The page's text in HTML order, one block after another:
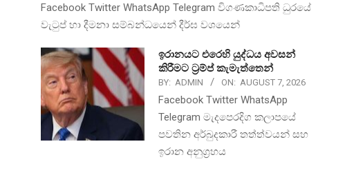
Facebook Twitter WhatsApp Telegram විගණකාධිපති ධුරයේ
වැටුප් හා දීමනා සම්බන්ධයෙන් දීර්ඝ වශයෙන්
ඉරානයට එරෙහි යුද්ධය අවසන්
කිරීමට ට්‍රම්ප් කැමැත්තෙන්
BY: ADMIN ON: AUGUST 7, 2026
Facebook Twitter WhatsApp
Telegram මැදපෙරදිග කලාපයේ
පවතින අර්බුදකාරී තත්ත්වයන් සහ
ඉරාන අනුග්‍රහය